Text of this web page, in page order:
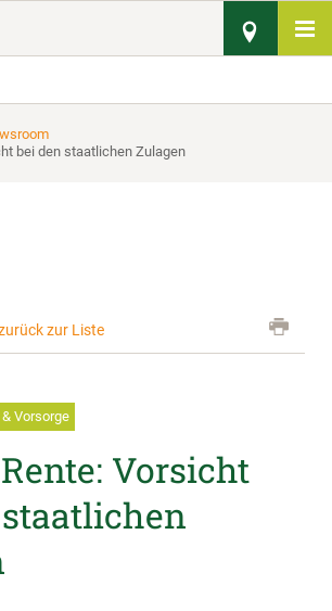
bei den staatlichen Zulagen
zur Liste
& Vorsorge
Vorsicht